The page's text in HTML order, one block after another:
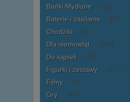
Bańki Mydlane (41)
Baterie i zasilanie (13)
Chodziki (2)
Dla niemowląt (154)
Do kąpieli (55)
Figurki i zestawy (173)
Filmy (1)
Gry (477)